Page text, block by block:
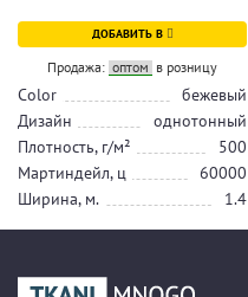
ДОБАВИТЬ В
Продажа: оптом в розницу
Color
бежевый
Дизайн
однотонный
Плотность, г/м²
500
Мартиндейл, ц
60000
Ширина, м.
1.4